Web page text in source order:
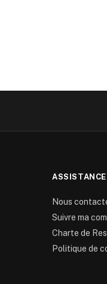
Nous
Suivre ma
Charte de
Politique de